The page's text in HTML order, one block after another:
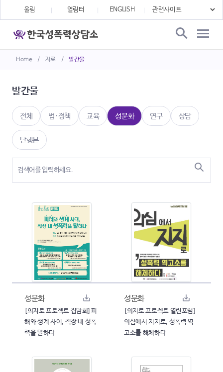
Home / 자료 / 발간물
울림 열림터 ENGLISH
발간물
전체 법·정책 교육 성문화 연구 상담
단행본
성문화
[의지로 프로젝트 집담회] 피
해와 생계 사이, 직장 내 성폭
력을 말하다
성문화
[의지로 프로젝트 열린포럼]
의심에서 지지로, 성폭력 역
고소를 해체하다